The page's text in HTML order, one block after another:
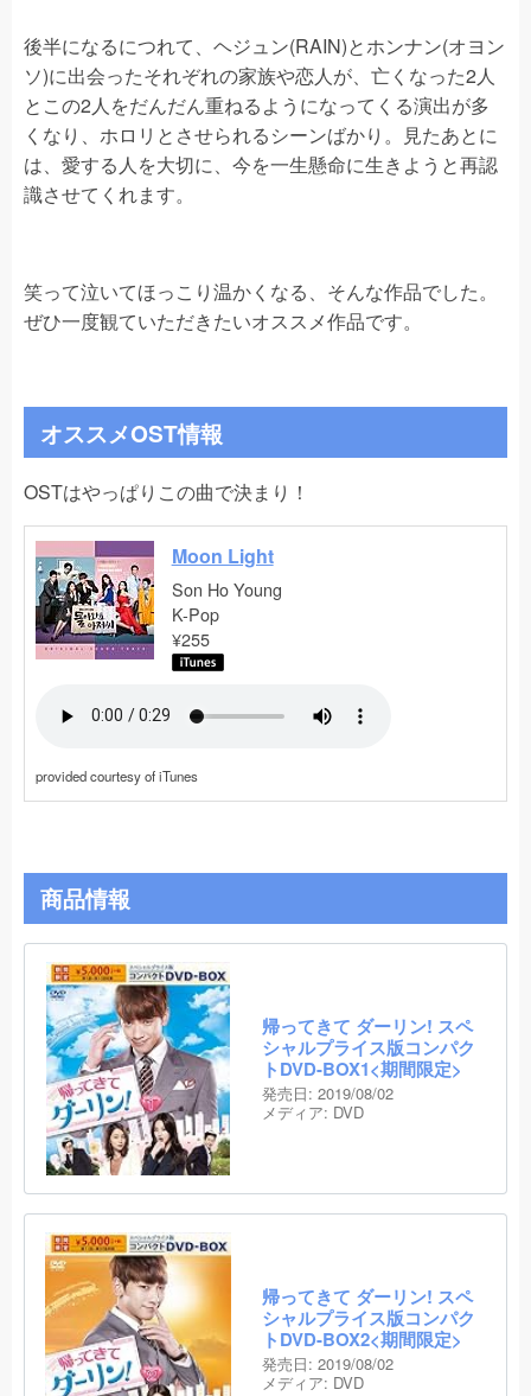
後半になるにつれて、ヘジュン(RAIN)とホンナン(オヨン
ソ)に出会ったそれぞれの家族や恋人が、亡くなった2人
とこの2人をだんだん重ねるようになってくる演出が多
くなり、ホロリとさせられるシーンばかり。見たあとに
は、愛する人を大切に、今を一生懸命に生きようと再認
識させてくれます。
笑って泣いてほっこり温かくなる、そんな作品でした。
ぜひ一度観ていただきたいオススメ作品です。
オススメOST情報
OSTはやっぱりこの曲で決まり！
Moon Light
Son Ho Young
K-Pop
¥255
provided courtesy of iTunes
商品情報
帰ってきて ダーリン! スペ
シャルプライス版コンパク
トDVD-BOX1<期間限定>
発売日: 2019/08/02
メディア: DVD
帰ってきて ダーリン! スペ
シャルプライス版コンパク
トDVD-BOX2<期間限定>
発売日: 2019/08/02
メディア: DVD